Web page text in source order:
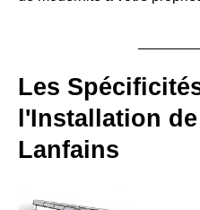
Les
l'Installation
Lanfains